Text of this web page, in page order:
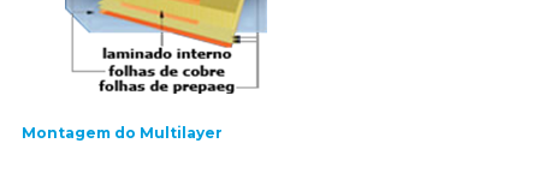
Montagem do Multilayer